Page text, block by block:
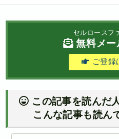
セルロースフ
無料メー
ご登録
この記事を読んだ
こんな記事も読ん